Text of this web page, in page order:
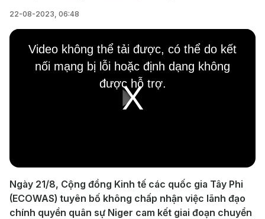
22-08-2023, 06:48
Play
Video
This
window.
Video không thể tải được, có thể do kết
nối mạng bị lỗi hoặc định dạng không
được hỗ trợ.
Ngày 21/8, Cộng đồng Kinh tế các quốc gia Tây Phi
(ECOWAS) tuyên bố không chấp nhận việc lãnh đạo
chính quyền quân sự Niger cam kết giai đoạn chuyển